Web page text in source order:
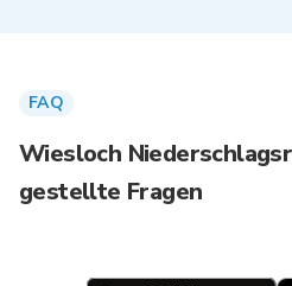
FAQ
Wiesloch
gestellte Fragen